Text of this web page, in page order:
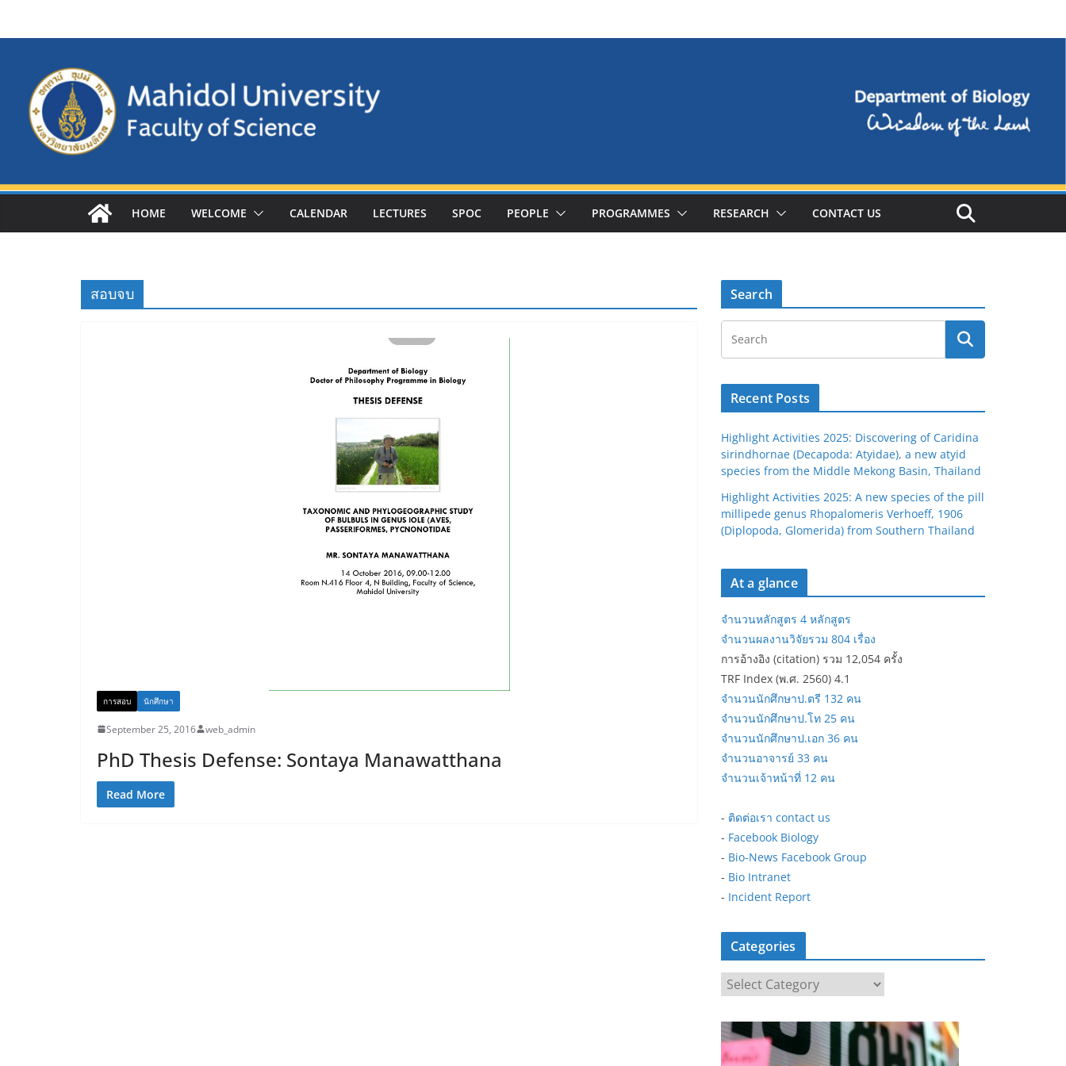
HOME WELCOME CALENDAR LECTURES SPOC PEOPLE PROGRAMMES RESEARCH CONTACT US
สอบจบ
การสอบ นักศึกษา
September 25, 2016 web_admin
PhD Thesis Defense: Sontaya Manawatthana
Read More
Search
Recent Posts
Highlight Activities 2025: Discovering of Caridina
sirindhornae (Decapoda: Atyidae), a new atyid
species from the Middle Mekong Basin, Thailand
Highlight Activities 2025: A new species of the pill
millipede genus Rhopalomeris Verhoeff, 1906
(Diplopoda, Glomerida) from Southern Thailand
At a glance
จำนวนหลักสูตร 4 หลักสูตร
จำนวนผลงานวิจัยรวม 804 เรื่อง
การอ้างอิง (citation) รวม 12,054 ครั้ง
TRF Index (พ.ศ. 2560) 4.1
จำนวนนักศึกษาป.ตรี 132 คน
จำนวนนักศึกษาป.โท 25 คน
จำนวนนักศึกษาป.เอก 36 คน
จำนวนอาจารย์ 33 คน
จำนวนเจ้าหน้าที่ 12 คน
- ติดต่อเรา contact us
- Facebook Biology
- Bio-News Facebook Group
- Bio Intranet
- Incident Report
Categories
a
t
e
g